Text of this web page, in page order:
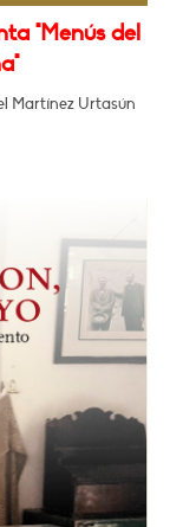
"Menús del
Martínez Urtasún